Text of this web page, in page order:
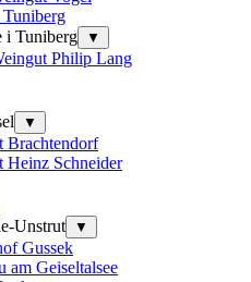
i Tuniberg
▼
Philip Lang
▼
Brachtendorf
Heinz Schneider
Unstrut
▼
Gussek
am Geiseltalsee